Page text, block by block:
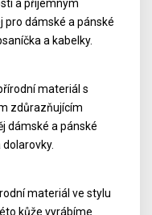
a příjemným
pro dámské a pánské
a kabelky.
materiál s
zdůrazňujícím
dámské a pánské
materiál ve stylu
kůže vyrábíme